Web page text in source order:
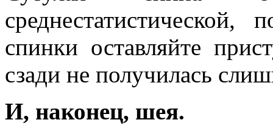
спинки оставляйте
сзади не получилась
И, наконец, шея.